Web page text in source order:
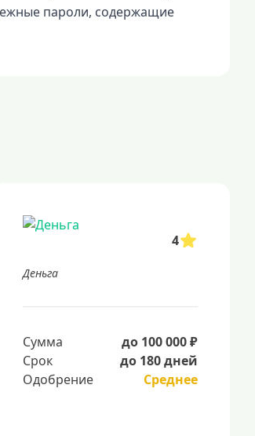
пароли, содержащие
4
Деньга
Сумма
до 100 000 ₽
Срок
до 180 дней
Одобрение
Среднее